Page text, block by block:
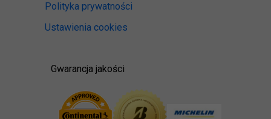
Polityka prywatności
Ustawienia cookies
Gwarancja jakości